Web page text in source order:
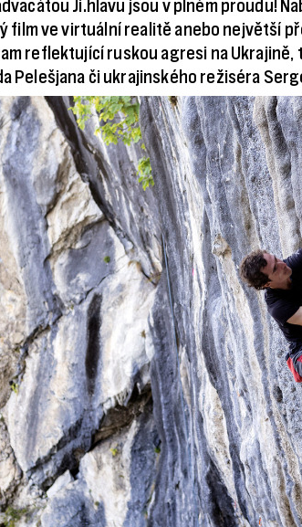
Ji.hlavu jsou v plném proudu!
film ve virtuální realitě anebo největší
reflektující ruskou agresi na Ukrajině,
Pelešjana či ukrajinského režiséra